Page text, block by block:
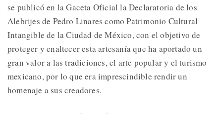
se publicó en la Gaceta Oficial la Declaratoria de los
Alebrijes de Pedro Linares como Patrimonio Cultural
Intangible de la Ciudad de México, con el objetivo de
proteger y enaltecer esta artesanía que ha aportado un
gran valor a las tradiciones, el arte popular y el turismo
mexicano, por lo que era imprescindible rendir un
homenaje a sus creadores.